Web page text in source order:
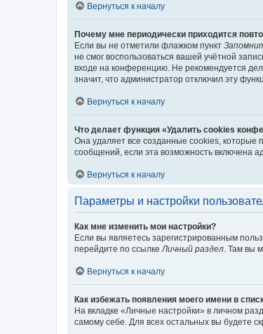
Вернуться к началу
Почему мне периодически приходится
Если вы не отметили флажком пункт
не смог воспользоваться вашей учётной
входе на конференцию. Не рекомендуется
значит, что администратор отключил эту
Вернуться к началу
Что делает функция «Удалить cookies
Она удаляет все созданные cookies, которые
сообщений, если эта возможность включена
Вернуться к началу
Параметры и настройки
Как мне изменить мои настройки?
Если вы являетесь зарегистрированным
перейдите по ссылке Личный раздел . Там вы
Вернуться к началу
Как избежать появления моего имени в
На вкладке «Личные настройки» в личном
самому себе. Для всех остальных вы будете